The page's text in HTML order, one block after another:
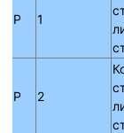
P 1
P 2